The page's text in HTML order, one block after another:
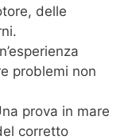
delle
problemi non
prova in mare
corretto